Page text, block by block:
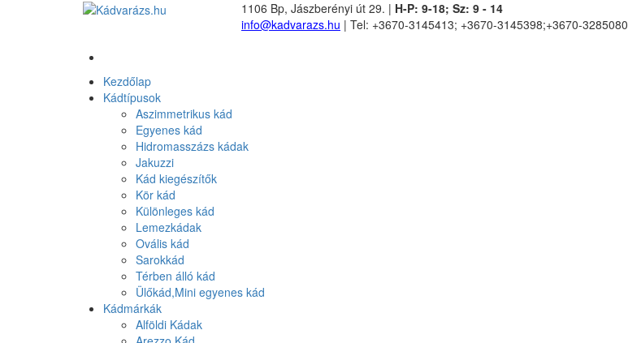
1106 Bp, Jászberényi út 29. | H-P: 9-18; Sz: 9 - 14
info@kadvarazs.hu | Tel: +3670-3145413; +3670-3145398;+3670-3285080
Kezdőlap
Kádtípusok
Aszimmetrikus kád
Egyenes kád
Hidromasszázs kádak
Jakuzzi
Kád kiegészítők
Kör kád
Különleges kád
Lemezkádak
Ovális kád
Sarokkád
Térben álló kád
Ülőkád,Mini egyenes kád
Kádmárkák
Alföldi Kádak